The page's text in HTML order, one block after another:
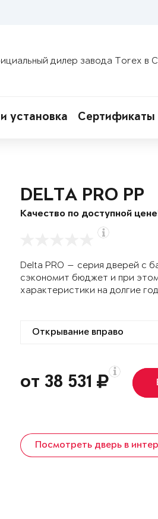
дилер завода Torex в
установка Сертификаты
DELTA PRO PP
Качество по доступной
Delta PRO — серия дверей с
сэкономит бюджет и при
характеристики на долгие
от 38 531
Посмотреть дверь в